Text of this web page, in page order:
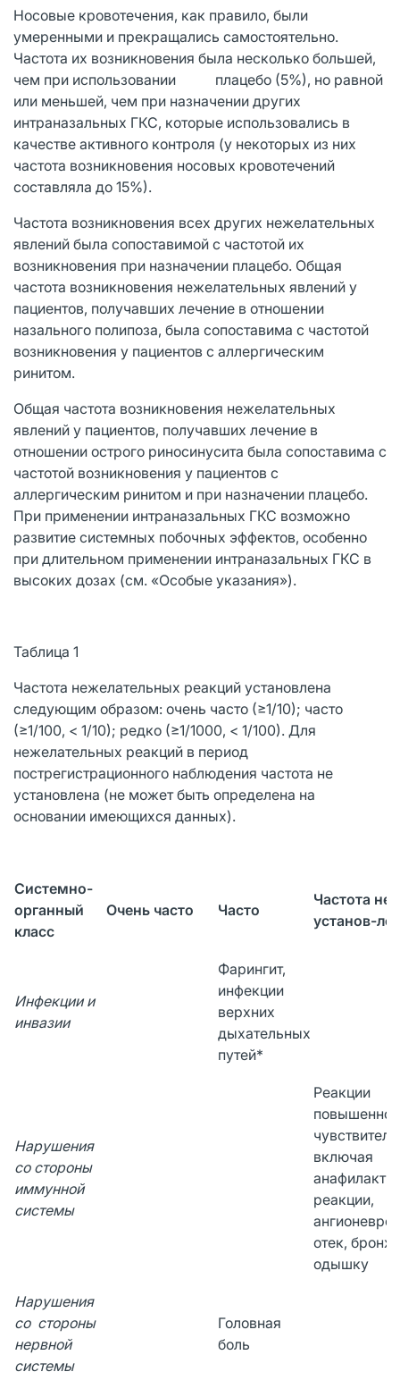
Носовые кровотечения, как правило, были
умеренными и прекращались самостоятельно.
Частота их возникновения была несколько большей,
чем при использовании плацебо (5%), но равной
или меньшей, чем при назначении других
интраназальных ГКС, которые использовались в
качестве активного контроля (у некоторых из них
частота возникновения носовых кровотечений
составляла до 15%).
Частота возникновения всех других нежелательных
явлений была сопоставимой с частотой их
возникновения при назначении плацебо. Общая
частота возникновения нежелательных явлений у
пациентов, получавших лечение в отношении
назального полипоза, была сопоставима с частотой
возникновения у пациентов с аллергическим
ринитом.
Общая частота возникновения нежелательных
явлений у пациентов, получавших лечение в
отношении острого риносинусита была сопоставима с
частотой возникновения у пациентов с
аллергическим ринитом и при назначении плацебо.
При применении интраназальных ГКС возможно
развитие системных побочных эффектов, особенно
при длительном применении интраназальных ГКС в
высоких дозах (см. «Особые указания»).
Таблица 1
Частота нежелательных реакций установлена
следующим образом: очень часто (≥1/10); часто
(≥1/100, < 1/10); редко (≥1/1000, < 1/100). Для
нежелательных реакций в период
пострегистрационного наблюдения частота не
установлена (не может быть определена на
основании имеющихся данных).
Системно-
органный
класс
Очень часто Часто
Частота не
установ-
Инфекции и
инвазии
Фарингит,
инфекции
верхних
дыхательных
путей*
Нарушения
со стороны
иммунной
системы
Реакции
повышенной
включая
реакции,
отек,
одышку
Нарушения
со стороны
нервной
системы
Головная
боль